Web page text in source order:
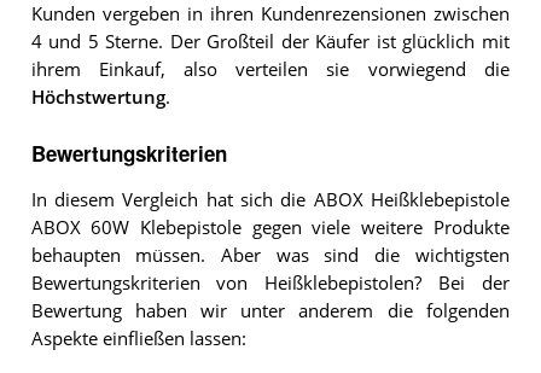
Kunden vergeben in ihren Kundenrezensionen zwischen
4 und 5 Sterne. Der Großteil der Käufer ist glücklich mit
ihrem Einkauf, also verteilen sie vorwiegend die
Höchstwertung.
Bewertungskriterien
In diesem Vergleich hat sich die ABOX Heißklebepistole
ABOX 60W Klebepistole gegen viele weitere Produkte
behaupten müssen. Aber was sind die wichtigsten
Bewertungskriterien von Heißklebepistolen? Bei der
Bewertung haben wir unter anderem die folgenden
Aspekte einfließen lassen: